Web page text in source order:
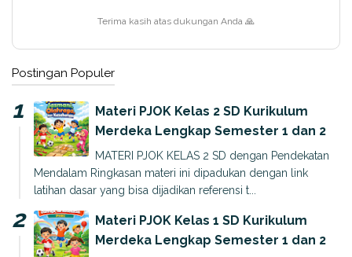
Terima kasih atas dukungan Anda 🙏
Postingan Populer
Materi PJOK Kelas 2 SD Kurikulum
Merdeka Lengkap Semester 1 dan 2
MATERI PJOK KELAS 2 SD dengan Pendekatan
Mendalam Ringkasan materi ini dipadukan dengan link
latihan dasar yang bisa dijadikan referensi t...
Materi PJOK Kelas 1 SD Kurikulum
Merdeka Lengkap Semester 1 dan 2